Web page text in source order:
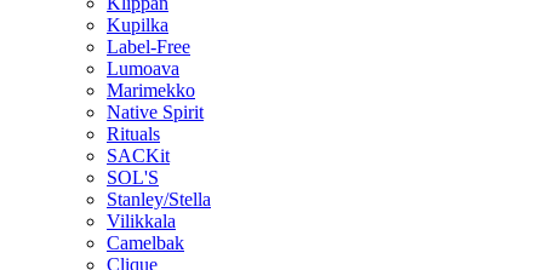
Kupilka
Label-Free
Lumoava
Marimekko
Native Spirit
Rituals
SACKit
SOL'S
Stanley/Stella
Vilikkala
Camelbak
Clique